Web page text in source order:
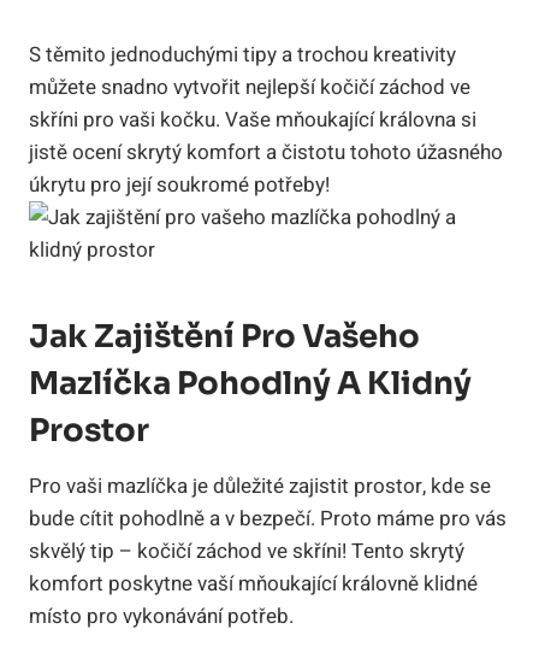
S těmito jednoduchými tipy a trochou kreativity
můžete snadno vytvořit nejlepší kočičí záchod ve
skříni pro vaši kočku. Vaše mňoukající královna si
jistě ocení skrytý komfort a čistotu tohoto úžasného
úkrytu pro její soukromé potřeby!
Jak Zajištění Pro Vašeho
Mazlíčka Pohodlný A Klidný
Prostor
Pro vaši mazlíčka je důležité zajistit prostor, kde se
bude cítit pohodlně a v bezpečí. Proto máme pro vás
skvělý tip – kočičí záchod ve skříni! Tento skrytý
komfort poskytne vaší mňoukající královně klidné
místo pro vykonávání potřeb.